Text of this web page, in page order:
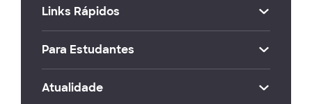
Links Rápidos
Para Estudantes
Atualidade